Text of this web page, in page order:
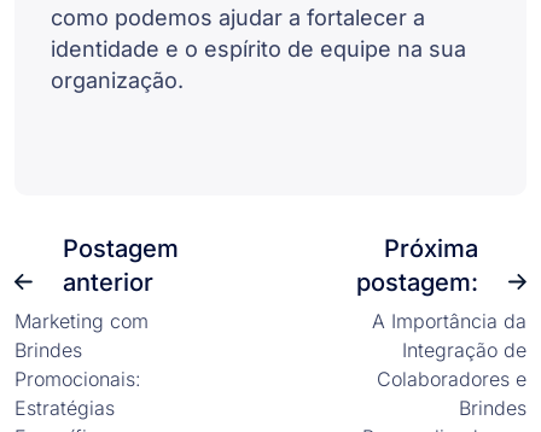
como podemos ajudar a fortalecer a
identidade e o espírito de equipe na sua
organização.
Postagem
anterior
Marketing com
Brindes
Promocionais:
Estratégias
Próxima
postagem:
A Importância da
Integração de
Colaboradores e
Brindes